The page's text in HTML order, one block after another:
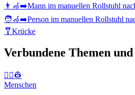
👨‍🦽‍➡️Mann im manuellen Rollstuhl
🧑‍🦽‍➡️Person im manuellen Rollstuhl
🩼Krücke
Verbundene Themen
👨‍✈️👷
Menschen